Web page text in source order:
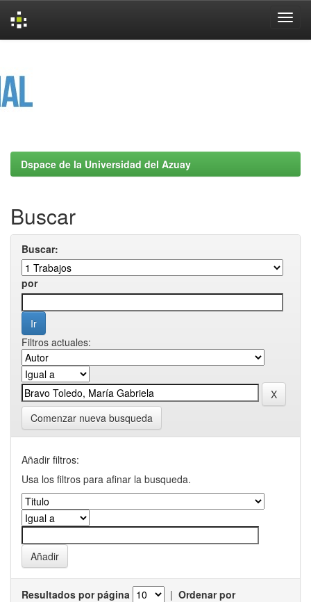
Dspace de la Universidad del Azuay
Buscar
Buscar:
por
Filtros actuales:
Comenzar nueva busqueda
Añadir filtros:
Usa los filtros para afinar la busqueda.
Resultados por página | Ordenar por